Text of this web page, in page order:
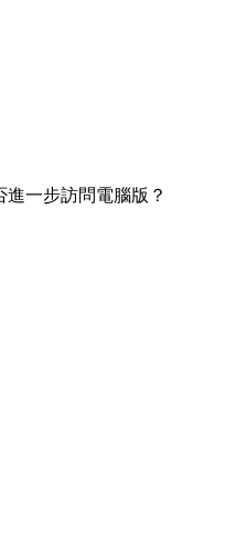
一步訪問電腦版？